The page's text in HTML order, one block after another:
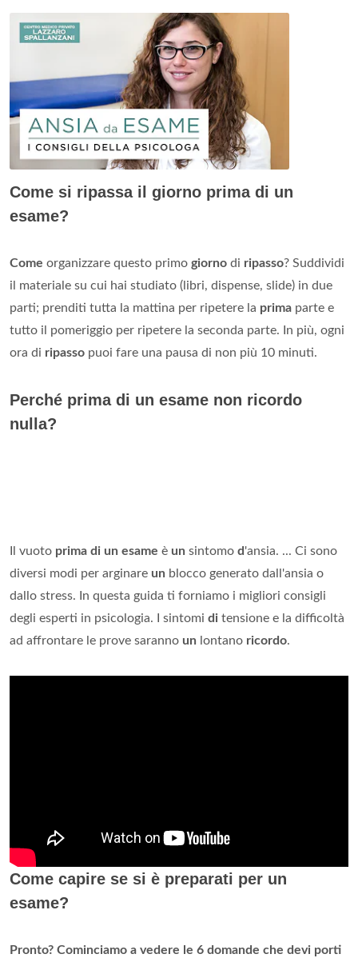
Come si ripassa il giorno prima di un
esame?
Come organizzare questo primo giorno di ripasso? Suddividi
il materiale su cui hai studiato (libri, dispense, slide) in due
parti; prenditi tutta la mattina per ripetere la prima parte e
tutto il pomeriggio per ripetere la seconda parte. In più, ogni
ora di ripasso puoi fare una pausa di non più 10 minuti.
Perché prima di un esame non ricordo
nulla?
Il vuoto prima di un esame è un sintomo d'ansia. ... Ci sono
diversi modi per arginare un blocco generato dall'ansia o
dallo stress. In questa guida ti forniamo i migliori consigli
degli esperti in psicologia. I sintomi di tensione e la difficoltà
ad affrontare le prove saranno un lontano ricordo.
Come capire se si è preparati per un
esame?
Pronto? Cominciamo a vedere le 6 domande che devi porti